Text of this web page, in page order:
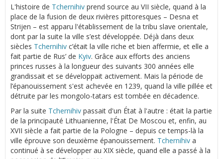
L'histoire de Tchernihiv prend source au VII siècle, quand à la
place de la fusion de deux rivières pittoresques – Desna et
Strijen – est apparu l'établissement de la tribu slave orientale,
dont par la suite la ville s’est développée. Déjà dans deux
siècles Tchernihiv c’était la ville riche et bien affermie, et elle a
fait partie de Rus’ de Kyiv. Grâce aux efforts des anciens
princes russes à la longueur des suivants 300 années elle
grandissait et se développait activement. Mais la période de
l’épanouissement s'est achevée en 1239, quand la ville pillée et
détruite par les mongolo-tatars est tombée en décadence.
Par la suite Tchernihiv passait d'un État à l'autre : était la partie
de la principauté Lithuanienne, l'État De Moscou et, enfin, au
XVII siècle a fait partie de la Pologne – depuis ce temps-là la
ville éprouve son deuxième épanouissement. Tchernihiv a
continué à se développer au XIX siècle, quand elle a passé à la